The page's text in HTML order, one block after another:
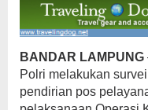
BANDAR LAMPUNG
Polri melakukan
pendirian pos